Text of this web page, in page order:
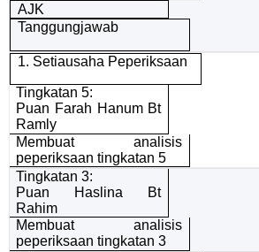
AJK
Tanggungjawab
1. Setiausaha Peperiksaan
Tingkatan 5:
Puan Farah Hanum Bt
Ramly
Membuat analisis
peperiksaan tingkatan 5
Tingkatan 3:
Puan Haslina Bt
Rahim
Membuat analisis
peperiksaan tingkatan 3